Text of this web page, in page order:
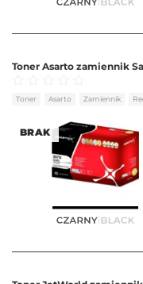
BRAK
Toner Asarto zamiennik
Toner Asarto Zamiennik